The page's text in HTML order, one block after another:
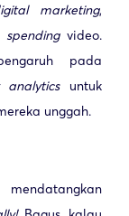
marketing,
spendingvideo.
pada
untuk
unggah.